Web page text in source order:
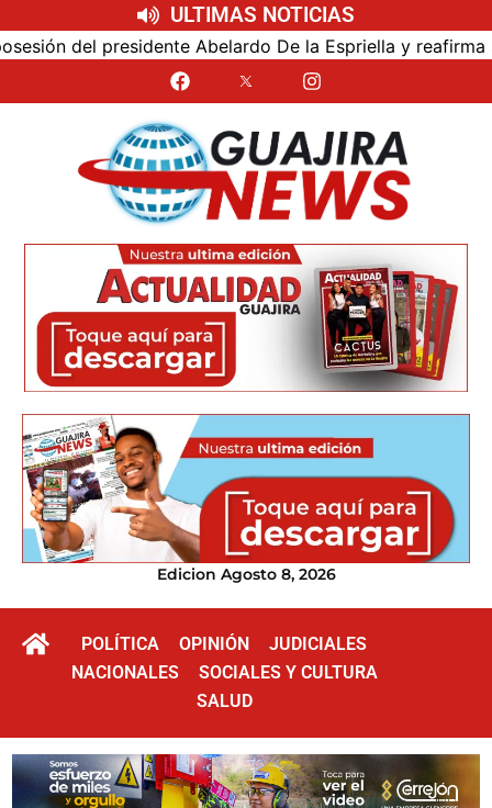
ULTIMAS NOTICIAS
del presidente Abelardo De la Espriella y reafirma su
Edicion Agosto 8, 2026
POLÍTICA OPINIÓN
JUDICIALES
NACIONALES
SOCIALES Y CULTURA
SALUD